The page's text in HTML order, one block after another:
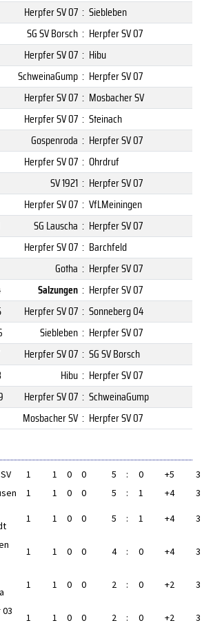
Herpfer SV 07 : Siebleben
SG SV Borsch : Herpfer SV 07
Herpfer SV 07 : Hibu
SchweinaGump : Herpfer SV 07
Herpfer SV 07 : Mosbacher SV
Herpfer SV 07 : Steinach
Gospenroda : Herpfer SV 07
Herpfer SV 07 : Ohrdruf
SV 1921 : Herpfer SV 07
Herpfer SV 07 : VfLMeiningen
SG Lauscha : Herpfer SV 07
Herpfer SV 07 : Barchfeld
Gotha : Herpfer SV 07
Salzungen : Herpfer SV 07
Herpfer SV 07 : Sonneberg 04
Siebleben : Herpfer SV 07
Herpfer SV 07 : SG SV Borsch
Hibu : Herpfer SV 07
Herpfer SV 07 : SchweinaGump
Mosbacher SV : Herpfer SV 07
1 1 0 0 5 : 0 +5
3
1 1 0 0 5 : 1 +4
3
1 1 0 0 5 : 1 +4 3
1 1 0 0 4 : 0 +4 3
1 1 0 0 2 : 0 +2 3
03
1 1 0 0 2 : 0 +2 3